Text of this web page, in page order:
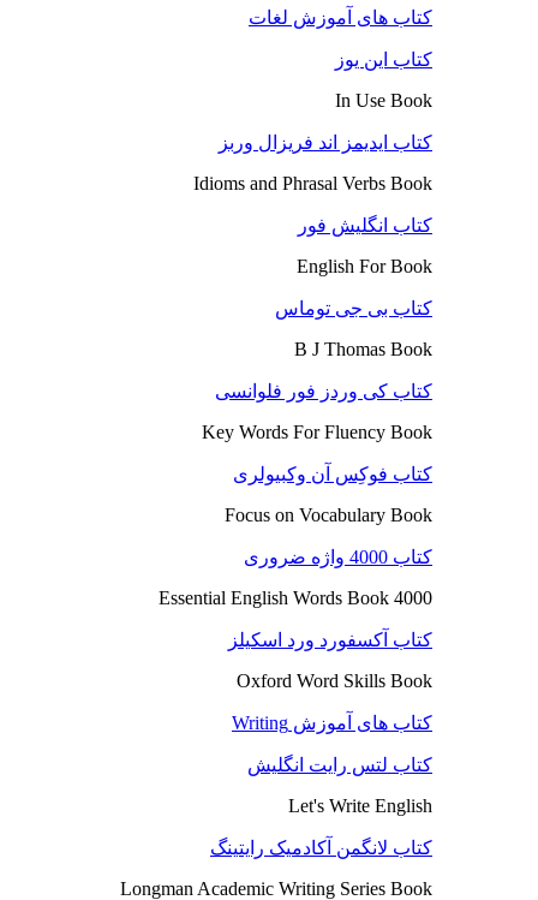
کتاب های آموزش لغات
کتاب این یوز
In Use Book
کتاب ایدیمز اند فریزال وربز
Idioms and Phrasal Verbs Book
کتاب انگلیش فور
English For Book
کتاب بی جی توماس
B J Thomas Book
کتاب کی وردز فور فلوانسی
Key Words For Fluency Book
کتاب فوکِس آن وکبیولری
Focus on Vocabulary Book
کتاب 4000 واژه ضروری
4000 Essential English Words Book
کتاب آکسفورد ورد اسکیلز
Oxford Word Skills Book
کتاب های آموزش Writing
کتاب لتس رایت انگلیش
Let's Write English
کتاب لانگمن آکادمیک رایتینگ
Longman Academic Writing Series Book